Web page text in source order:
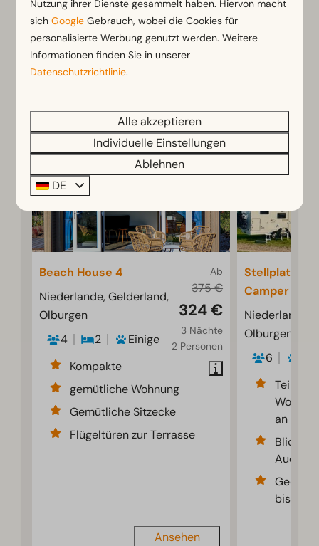
Ferienpark in der Achterhoek an einem schönen
Ort an der IJssel mit Yachthafen. Buche jetzt
deinen Urlaub bei EuroParcs Marina Strandbad.
Ab
375 €
324 €
3 Nächte
2 Personen
Beach House 4
Niederlande, Gelderland,
Olburgen
4
2
Einige
Kompakte
gemütliche Wohnung
Gemütliche Sitzecke
Flügeltüren zur Terrasse
Ansehen
Stellplatz
Camper
Niederlande,
Olburgen
6
an der
Blick
Auen
bis zu 7
Nutzung ihrer Dienste gesammelt haben. Hiervon macht
sichGoogle Gebrauch, wobei die Cookies für
personalisierte Werbung genutzt werden. Weitere
Informationen finden Sie in unserer
Datenschutzrichtlinie.
Alle akzeptieren
Individuelle Einstellungen
Ablehnen
DE